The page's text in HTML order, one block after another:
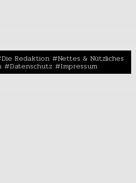
Die Redaktion Nettes & Nützliches
Datenschutz Impressum